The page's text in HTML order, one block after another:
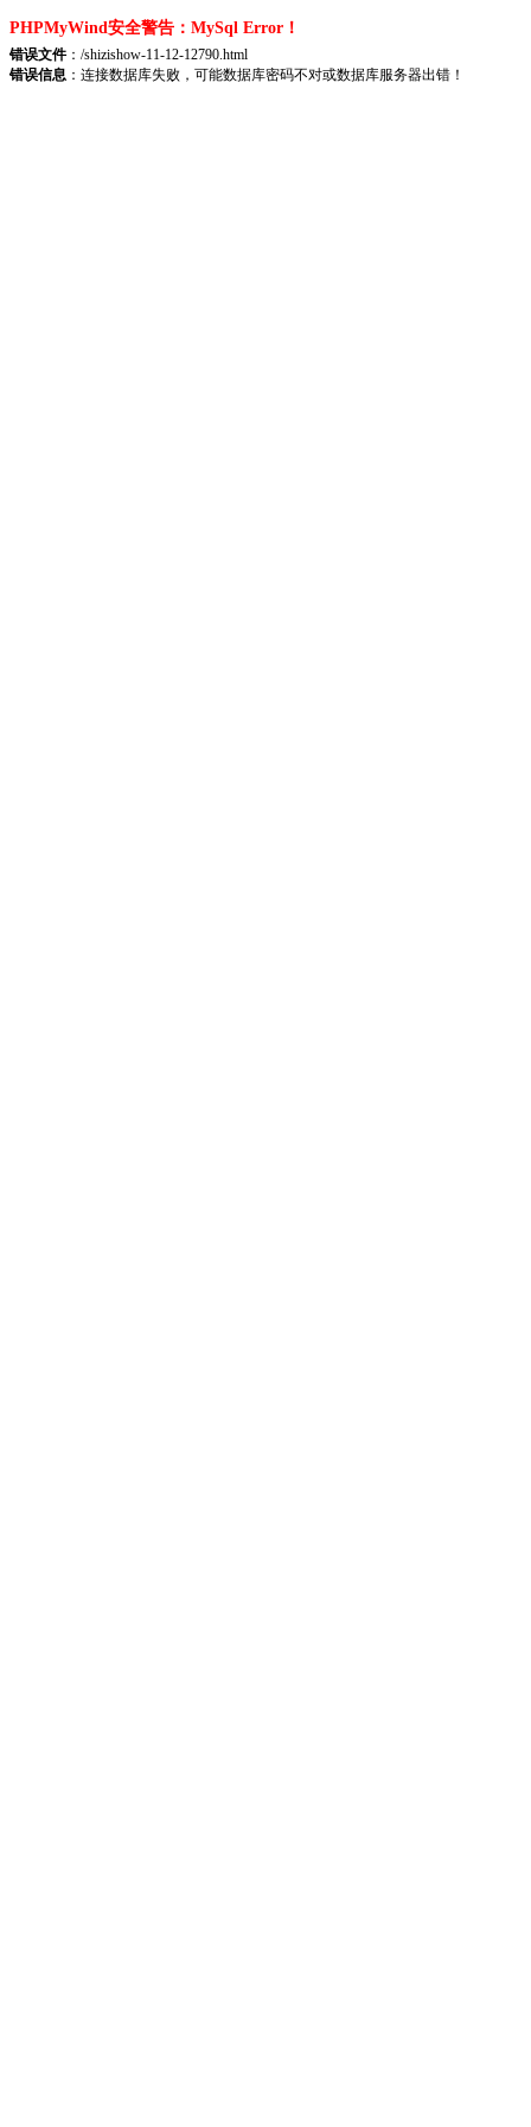
PHPMyWind安全警告：MySql Error！
错误文件：/shizishow-11-12-12790.html
错误信息 ：连接数据库失败，可能数据库密码不对或数据库服务器出错！